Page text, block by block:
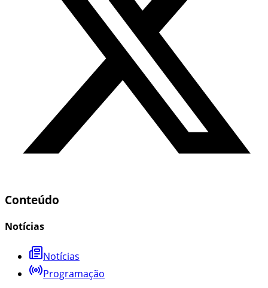
Conteúdo
Notícias
Notícias
Programação